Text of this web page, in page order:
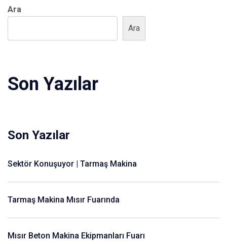
Ara
Ara
Son Yazılar
Son Yazılar
Sektör Konuşuyor | Tarmaş Makina
Tarmaş Makina Mısır Fuarında
Mısır Beton Makina Ekipmanları Fuarı